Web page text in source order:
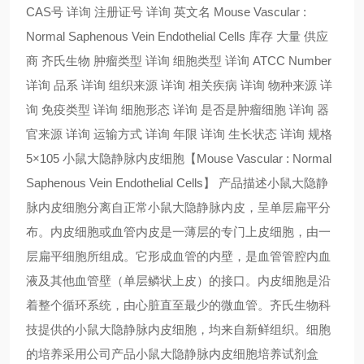
CAS号 详询 注册证号 详询 英文名 Mouse Vascular :
Normal Saphenous Vein Endothelial Cells 库存 大量 供应
商 齐氏生物 肿瘤类型 详询 细胞类型 详询 ATCC Number
详询 品系 详询 组织来源 详询 相关疾病 详询 物种来源 详
询 免疫类型 详询 细胞形态 详询 是否是肿瘤细胞 详询 器
官来源 详询 运输方式 详询 年限 详询 生长状态 详询 规格
5×105 小鼠大隐静脉内皮细胞【Mouse Vascular : Normal
Saphenous Vein Endothelial Cells】 产品描述小鼠大隐静
脉内皮细胞分离自正常小鼠大隐静脉内皮，呈单层扁平分
布。内皮细胞或血管内皮是一薄层的专门上皮细胞，由一
层扁平细胞所组成。它形成血管的内壁，是血管管腔内血
液及其他血管壁（单层鳞状上皮）的接口。内皮细胞是沿
着整个循环系统，由心脏直至最少的微血管。齐氏生物科
技提供的小鼠大隐静脉内皮细胞，均来自新鲜组织。细胞
的培养采用公司产品小鼠大隐静脉内皮细胞培养试剂盒